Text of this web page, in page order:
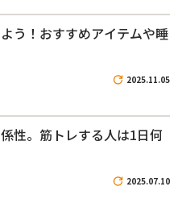
う！おすすめアイテムや睡
2025.11.05
性。筋トレする人は1日何
2025.07.10